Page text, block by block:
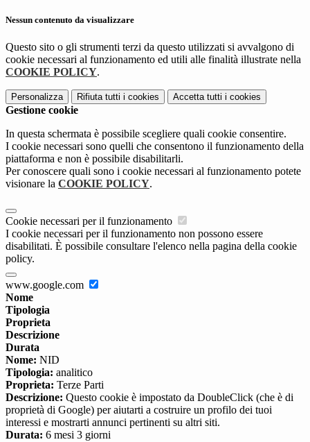
Nessun contenuto da visualizzare
Questo sito o gli strumenti terzi da questo utilizzati si avvalgono di
cookie necessari al funzionamento ed utili alle finalità illustrate nella
COOKIE POLICY.
Personalizza Rifiuta tutti i cookies Accetta tutti i cookies
Gestione cookie
In questa schermata è possibile scegliere quali cookie consentire.
I cookie necessari sono quelli che consentono il funzionamento della
piattaforma e non è possibile disabilitarli.
Per conoscere quali sono i cookie necessari al funzionamento potete
visionare la COOKIE POLICY.
Cookie necessari per il funzionamento
I cookie necessari per il funzionamento non possono essere
disabilitati. È possibile consultare l'elenco nella pagina della cookie
policy.
www.google.com
Nome
Tipologia
Proprieta
Descrizione
Durata
Nome: NID
Tipologia: analitico
Proprieta: Terze Parti
Descrizione: Questo cookie è impostato da DoubleClick (che è di
proprietà di Google) per aiutarti a costruire un profilo dei tuoi
interessi e mostrarti annunci pertinenti su altri siti.
Durata: 6 mesi 3 giorni